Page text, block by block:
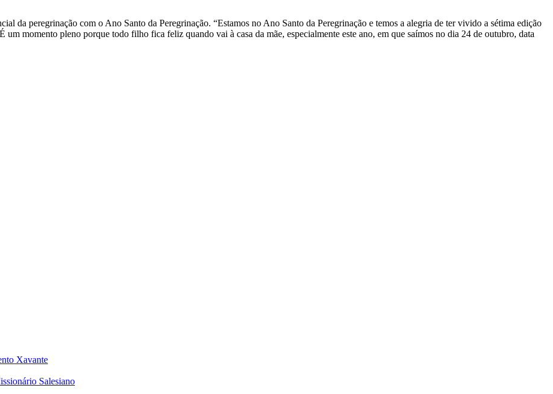
da peregrinação com o Ano Santo da Peregrinação. “Estamos no Ano Santo da Peregrinação e temos a alegria de ter vivido a sétima edição
momento pleno porque todo filho fica feliz quando vai à casa da mãe, especialmente este ano, em que saímos no dia 24 de outubro, data
Xavante
Salesiano